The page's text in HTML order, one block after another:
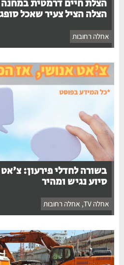
הצלת חיים דרמטית
הצלה הציל צעיר שאכל
אחלה רחובות
בשורה לחדלי פירעון:
סיוע נגיש ומהיר
אחלה TV , אחלה רחובות